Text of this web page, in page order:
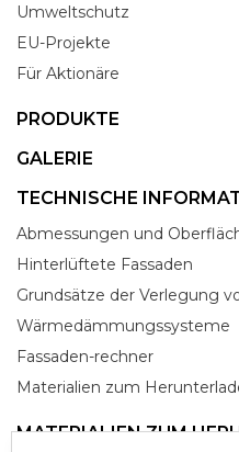
Umweltschutz
EU-Projekte
Für Aktionäre
PRODUKTE
GALERIE
TECHNISCHE
Abmessungen und
Hinterlüftete Fassaden
Grundsätze der Verlegung
Wärmedämmungssysteme
Fassaden-rechner
Materialien zum
MATERIALIEN ZUM